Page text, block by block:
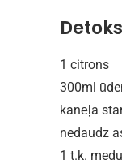
1 citrons
300ml
kanēļa
nedaudz
1 t.k.